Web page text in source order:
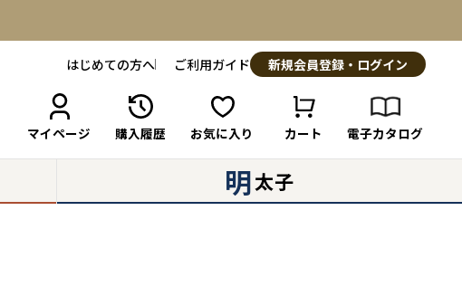
はじめての方へ ご利用ガイド 新規会員登録・ログイン
マイページ 購入履歴 お気に入り カート 電子カタログ
明太子